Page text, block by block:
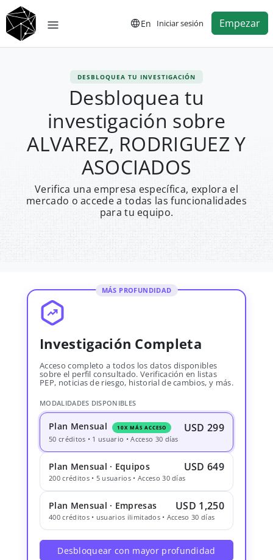
En Iniciar sesión Empezar
DESBLOQUEA TU INVESTIGACIÓN
Desbloquea tu
investigación sobre
ALVAREZ, RODRIGUEZ Y
ASOCIADOS
Verifica una empresa específica, explora el
mercado o accede a todas las funcionalidades
para tu equipo.
MÁS PROFUNDIDAD
Investigación Completa
Acceso completo a todos los datos disponibles
sobre el perfil consultado. Verificación en listas
PEP, noticias de riesgo, historial de cambios, y más.
MODALIDADES DISPONIBLES
Plan Mensual 10X MÁS ACCESO USD 299
50 créditos • 1 usuario • Acceso 30 días
Plan Mensual · Equipos USD 649
200 créditos • 5 usuarios • Acceso 30 días
Plan Mensual · Empresas USD 1,250
400 créditos • usuarios ilimitados • Acceso 30 días
Desbloquear con mayor profundidad